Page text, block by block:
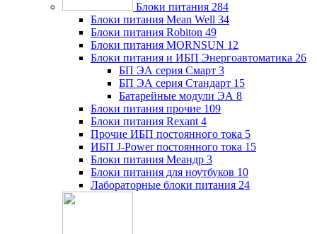
Блоки питания 284
Блоки питания Mean Well 34
Блоки питания Robiton 49
Блоки питания MORNSUN 12
Блоки питания и ИБП Энергоавтоматика 26
БП ЭА серия Смарт 3
БП ЭА серия Стандарт 15
Батарейные модули ЭА 8
Блоки питания прочие 109
Блоки питания Rexant 4
Прочие ИБП постоянного тока 5
ИБП J-Power постоянного тока 15
Блоки питания Меандр 3
Блоки питания для ноутбуков 10
Лабораторные блоки питания 24